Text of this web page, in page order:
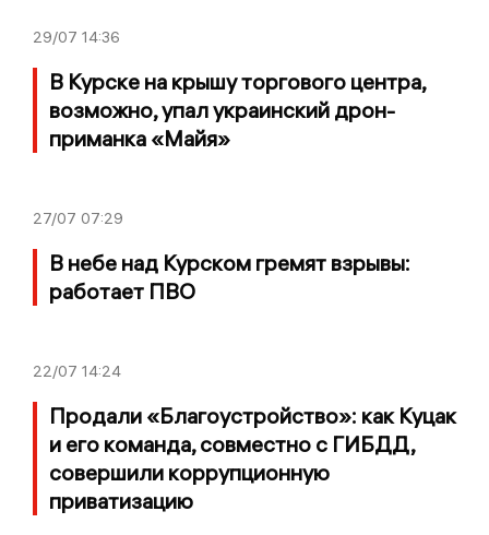
29/07 14:36
В Курске на крышу торгового центра,
возможно, упал украинский дрон-
приманка «Майя»
27/07 07:29
В небе над Курском гремят взрывы:
работает ПВО
22/07 14:24
Продали «Благоустройство»: как Куцак
и его команда, совместно с ГИБДД,
совершили коррупционную
приватизацию